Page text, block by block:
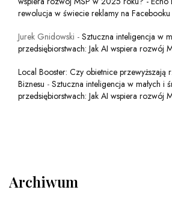
rewolucja w świecie reklamy na Facebooku
Jurek Gnidowski - Sztuczna inteligencja w
przedsiębiorstwach: Jak AI wspiera rozwój
Local Booster: Czy obietnice przewyższają
Biznesu - Sztuczna inteligencja w małych i
przedsiębiorstwach: Jak AI wspiera rozwój
Archiwum